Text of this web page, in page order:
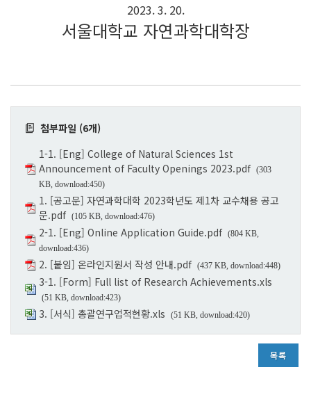
2023. 3. 20.
서울대학교 자연과학대학장
첨부파일 (6개)
1-1. [Eng] College of Natural Sciences 1st
Announcement of Faculty Openings 2023.pdf (303
KB, download:450)
1. [공고문] 자연과학대학 2023학년도 제1차 교수채용 공고
문.pdf (105 KB, download:476)
2-1. [Eng] Online Application Guide.pdf (804 KB,
download:436)
2. [붙임] 온라인지원서 작성 안내.pdf (437 KB, download:448)
3-1. [Form] Full list of Research Achievements.xls
(51 KB, download:423)
3. [서식] 총괄연구업적현황.xls (51 KB, download:420)
목록